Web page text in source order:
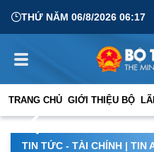
THỨ NĂM 06/8/2026 06:17
TRANG CHỦ GIỚI THIỆU BỘ
Tập trung cao độ cho xây
TIN TỨC - TÀI CHÍNH | TIN